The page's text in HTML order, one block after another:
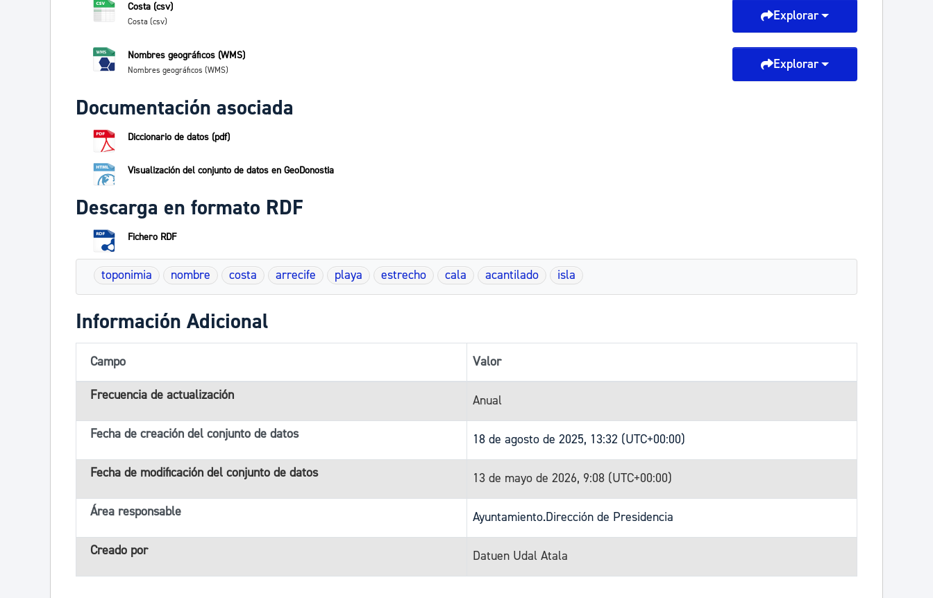
Costa (csv)
Costa (csv) Explorar
Nombres geográficos (WMS)
Nombres geográficos (WMS) Explorar
Documentación asociada
Diccionario de datos (pdf)
Visualización del conjunto de datos en GeoDonostia
Descarga en formato RDF
Fichero RDF
toponimia nombre costa arrecife playa estrecho cala acantilado isla
Información Adicional
Campo Valor
Frecuencia de actualización Anual
Fecha de creación del conjunto de datos 18 de agosto de 2025, 13:32 (UTC+00:00)
Fecha de modificación del conjunto de datos 13 de mayo de 2026, 9:08 (UTC+00:00)
Área responsable Ayuntamiento.Dirección de Presidencia
Creado por Datuen Udal Atala